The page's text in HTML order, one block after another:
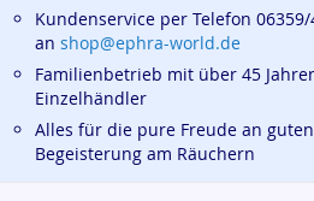
Kundenservice per Telefon
an shop@ephra-world.de
Familienbetrieb mit über 45
Einzelhändler
Alles für die pure Freude an
Begeisterung am Räuchern